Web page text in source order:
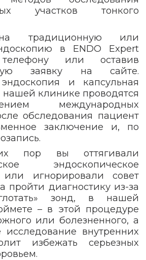
участков тонкого
на традиционную или
в ENDO Expert
или оставив
заявку на сайте.
и капсульная
нашей клинике проводятся
международных
обследования пациент
заключение и, по
пор вы оттягивали
эндоскопическое
или игнорировали совет
пройти диагностику из-за
зонд, в нашей
– в этой процедуре
или болезненного, а
исследование внутренних
избежать серьезных